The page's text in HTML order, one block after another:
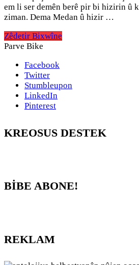
em li ser demên berê pir bi hizirin û
ziman. Dema Medan û hizir …
Zêdetir Bixwîne
Parve Bike
Facebook
Twitter
Stumbleupon
LinkedIn
Pinterest
KREOSUS DESTEK
BİBE ABONE!
REKLAM